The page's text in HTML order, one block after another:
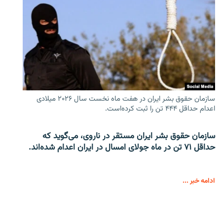
سازمان حقوق بشر ایران در هفت ماه نخست سال ۲۰۲۶ میلادی
اعدام حداقل ۴۴۴ تن را ثبت کرده‌است.
سازمان حقوق بشر ایران مستقر در ناروی، می‌گوید که
حداقل ۷۱ تن در ماه جولای امسال در ایران اعدام شده‌اند.
ادامه خبر ...